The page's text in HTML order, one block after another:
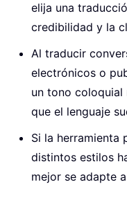
elija una
credibilidad y la
Al traducir
electrónicos o
un tono coloquial
que el lenguaje
Si la herramienta
distintos estilos
mejor se adapte